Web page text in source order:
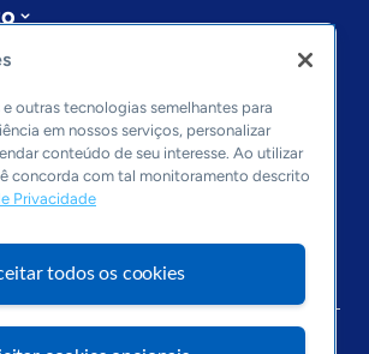
outras tecnologias semelhantes para
em nossos serviços, personalizar
conteúdo de seu interesse. Ao utilizar
concorda com tal monitoramento descrito
Privacidade
todos os cookies